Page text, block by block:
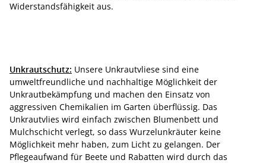
Widerstandsfähigkeit aus.
Unkrautschutz: Unsere Unkrautvliese sind eine
umweltfreundliche und nachhaltige Möglichkeit der
Unkrautbekämpfung und machen den Einsatz von
aggressiven Chemikalien im Garten überflüssig. Das
Unkrautvlies wird einfach zwischen Blumenbett und
Mulchschicht verlegt, so dass Wurzelunkräuter keine
Möglichkeit mehr haben, zum Licht zu gelangen. Der
Pflegeaufwand für Beete und Rabatten wird durch das